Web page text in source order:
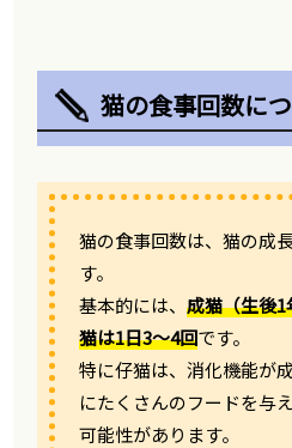
猫の食事回数に
猫の食事回数は、猫の成
す。
基本的には、成猫（生後
猫は1日3〜4回です。
特に仔猫は、消化機能が
にたくさんのフードを与
可能性があります。